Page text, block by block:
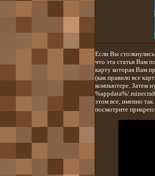
Если Вы
что эта статья Вам
карту которая Вам
(как правило все
компьютере. Затем
%appdata%/
этом все, именно
посмотрите